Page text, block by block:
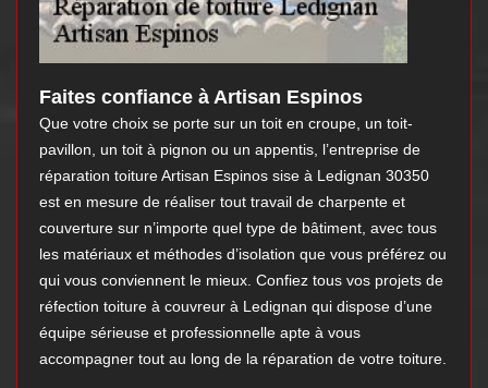
Faites confiance à Artisan Espinos
Que votre choix se porte sur un toit en croupe, un toit-
pavillon, un toit à pignon ou un appentis, l’entreprise de
réparation toiture Artisan Espinos sise à Ledignan 30350
est en mesure de réaliser tout travail de charpente et
couverture sur n’importe quel type de bâtiment, avec tous
les matériaux et méthodes d’isolation que vous préférez ou
qui vous conviennent le mieux. Confiez tous vos projets de
réfection toiture à couvreur à Ledignan qui dispose d’une
équipe sérieuse et professionnelle apte à vous
accompagner tout au long de la réparation de votre toiture.